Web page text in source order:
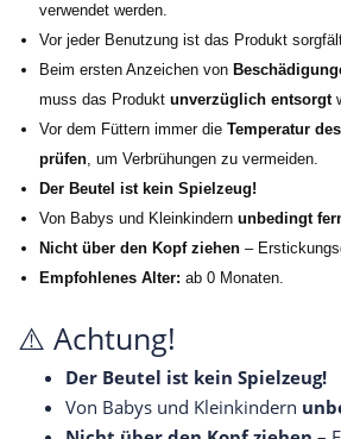
verwendet werden.
Vor jeder Benutzung ist das Produkt
Beim ersten Anzeichen von
muss das Produkt unverzüglich entsorgt
Vor dem Füttern immer die Temperatur
prüfen, um Verbrühungen zu vermeiden.
Der Beutel ist kein Spielzeug!
Von Babys und Kleinkindern unbedingt
Nicht über den Kopf ziehen –
Empfohlenes Alter: ab 0 Monaten.
⚠️ Achtung!
Der Beutel ist kein Spielzeug!
Von Babys und Kleinkindern